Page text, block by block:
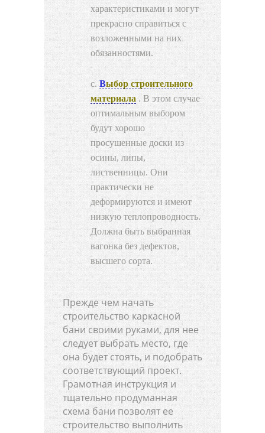
характеристиками и могут
прекрасно справиться с
возложенными на них
обязанностями.
Выбор строительного
материала . В этом случае
оптимальным выбором
будут хорошо
просушенные доски из
осины, липы,
лиственницы. Они
практически не
деформируются и имеют
низкую теплопроводность.
Должна быть выбранная
вагонка без дефектов,
высшего сорта.
Прежде чем начать
строительство каркасной
бани своими руками, для нее
следует выбрать место, где
она будет стоять, и подобрать
соответствующий проект.
Грамотная инструкция и
тщательно продуманная
схема бани позволят ее
строительство выполнить